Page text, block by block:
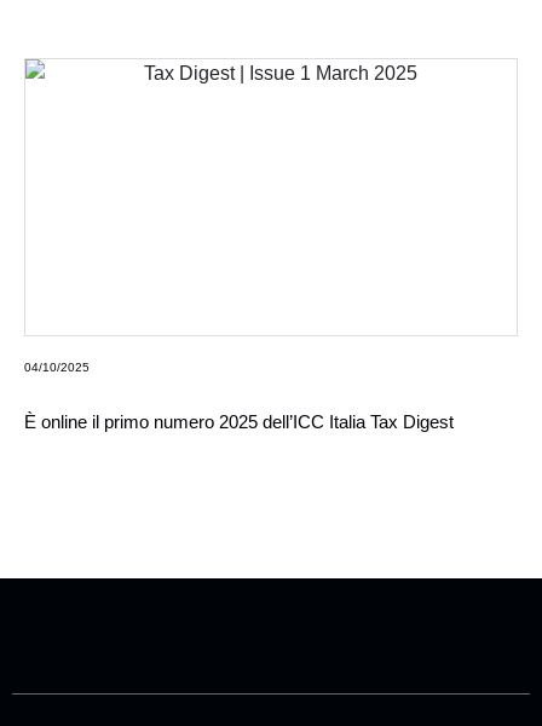
04/10/2025
È online il primo numero 2025 dell’ICC Italia Tax Digest